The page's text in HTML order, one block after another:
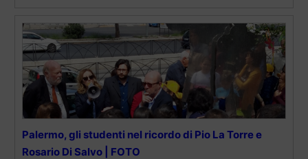
Palermo, gli studenti nel ricordo di Pio La Torre e
Rosario Di Salvo | FOTO